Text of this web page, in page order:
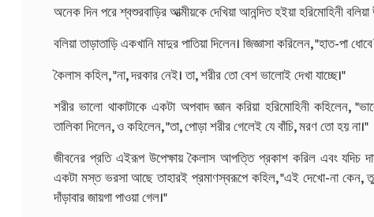
অনেক দিন পরে শ্বশুরবাড়ির আত্মীয়কে দেখিয়া আনন্দিত হইয়া হরিমোহিনী
বলিয়া তাড়াতাড়ি একখানি মাদুর পাতিয়া দিলেন। জিজ্ঞাসা করিলেন, "হাত-পা
কৈলাস কহিল, "না, দরকার নেই। তা, শরীর তো বেশ ভালোই দেখা যাচ্ছে।"
শরীর ভালো থাকাটাকে একটা অপবাদ জ্ঞান করিয়া হরিমোহিনী কহিলেন,
তালিকা দিলেন, ও কহিলেন, "তা, পোড়া শরীর গেলেই যে বাঁচি, মরণ তো হয় না।"
জীবনের প্রতি এইরূপ উপেক্ষায় কৈলাস আপত্তি প্রকাশ করিল এবং যদিচ
একটা মস্ত ভরসা আছে তাহারই প্রমাণস্বরূপে কহিল, "এই দেখো-না
দাঁড়াবার জায়গা পাওয়া গেল।"